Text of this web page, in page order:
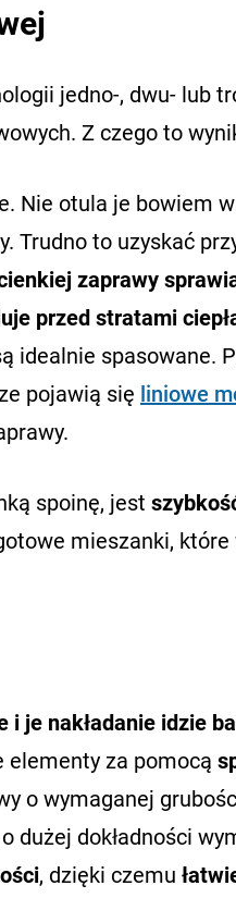
jedno-, dwu- lub
Z czego to
Nie otula je bowiem
Trudno to uzyskać
zaprawy
przed stratami
idealnie spasowane.
pojawią się liniowe
spoinę, jest
mieszanki,
je nakładanie idzie
elementy za pomocą
o wymaganej
dużej dokładności
, dzięki czemu